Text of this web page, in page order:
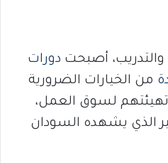
أصبحت دورات
من الخيارات الضرورية
لسوق العمل،
الذي يشهده السودان